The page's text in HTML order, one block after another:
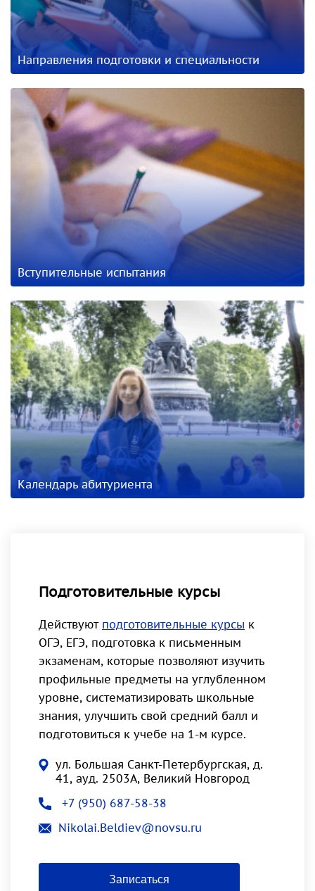
Направления подготовки и специальности
Вступительные испытания
Календарь абитуриента
Подготовительные курсы
Действуют подготовительные курсы к
ОГЭ, ЕГЭ, подготовка к письменным
экзаменам, которые позволяют изучить
профильные предметы на углубленном
уровне, систематизировать школьные
знания, улучшить свой средний балл и
подготовиться к учебе на 1-м курсе.
ул. Большая Санкт-Петербургская, д.
41, ауд. 2503А, Великий Новгород
+7 (950) 687-58-38
Nikolai.Beldiev@novsu.ru
Записаться